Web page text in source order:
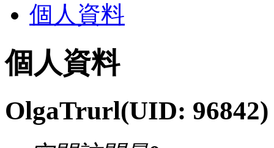
個人資料
個人資料
OlgaTrurl(UID: 96842)